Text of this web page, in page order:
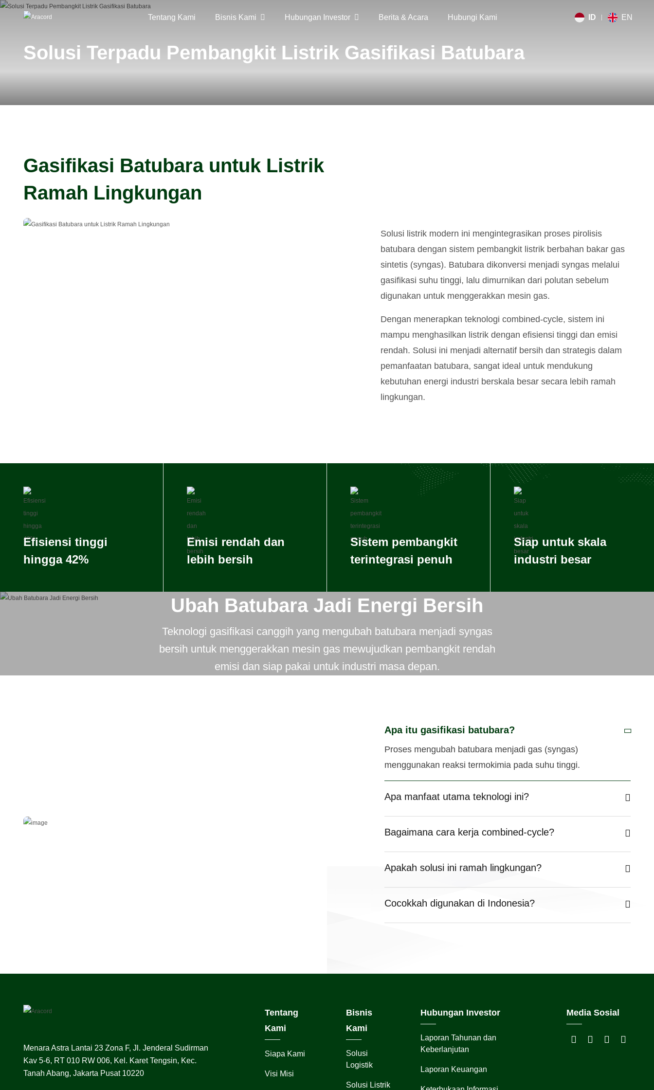
Tentang Kami Bisnis Kami Hubungan Investor Berita & Acara Hubungi Kami ID EN
Solusi Terpadu Pembangkit Listrik Gasifikasi Batubara
Gasifikasi Batubara untuk Listrik
Ramah Lingkungan
Solusi listrik modern ini mengintegrasikan proses pirolisis
batubara dengan sistem pembangkit listrik berbahan bakar gas
sintetis (syngas). Batubara dikonversi menjadi syngas melalui
gasifikasi suhu tinggi, lalu dimurnikan dari polutan sebelum
digunakan untuk menggerakkan mesin gas.
Dengan menerapkan teknologi combined-cycle, sistem ini
mampu menghasilkan listrik dengan efisiensi tinggi dan emisi
rendah. Solusi ini menjadi alternatif bersih dan strategis dalam
pemanfaatan batubara, sangat ideal untuk mendukung
kebutuhan energi industri berskala besar secara lebih ramah
lingkungan.
Efisiensi tinggi
hingga 42%
Emisi rendah dan
lebih bersih
Sistem pembangkit
terintegrasi penuh
Siap untuk skala
industri besar
Ubah Batubara Jadi Energi Bersih
Teknologi gasifikasi canggih yang mengubah batubara menjadi syngas
bersih untuk menggerakkan mesin gas mewujudkan pembangkit rendah
emisi dan siap pakai untuk industri masa depan.
Apa itu gasifikasi batubara?
Proses mengubah batubara menjadi gas (syngas)
menggunakan reaksi termokimia pada suhu tinggi.
Apa manfaat utama teknologi ini?
Bagaimana cara kerja combined-cycle?
Apakah solusi ini ramah lingkungan?
Cocokkah digunakan di Indonesia?
Menara Astra Lantai 23 Zona F, Jl. Jenderal Sudirman
Kav 5-6, RT 010 RW 006, Kel. Karet Tengsin, Kec.
Tanah Abang, Jakarta Pusat 10220
Tentang
Kami
Siapa Kami
Visi Misi
Bisnis
Kami
Solusi
Logistik
Solusi Listrik
Hubungan Investor
Laporan Tahunan dan
Keberlanjutan
Laporan Keuangan
Media Sosial